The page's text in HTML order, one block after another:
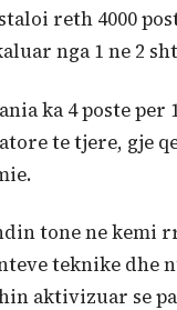
reth 4000
nga 1 ne 2
ka 4 poste per
te tjere, gje
tone ne kemi
teknike dhe
aktivizuar se